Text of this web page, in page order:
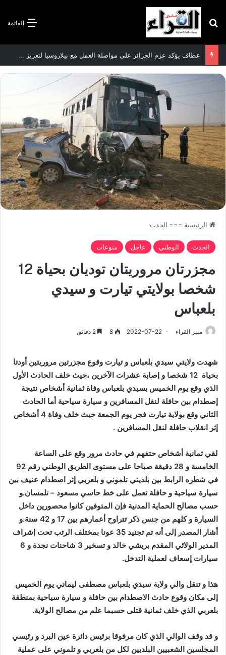
القائمة بحث عن
سعيود يشدد على إلزامية استكمال جميع عمليات تعويض متضرري حرائق الغابات قبل نهاية شهر أوت
الرئيسية === الحدث
الحدث الوطني عاجل منوعات
مجزرتان مروريتان توديان بحياة 12
شخصا بولايتي تيارت و سيدي
بلعباس
منبر القراء 2022-07-22
8
شهدت ولايتي سيدي بلعباس و تيارت وقوع مجزرتين مروريتين أودتا
بحياة 12 شخصا و إصابة عشرات الآخرين ،حيث خلف الحادث الأول
الذي وقع يوم الخميس بسيدي بلعباس وفاة ثمانية أشخاص نتيجة
إصطدام بين حافلة لنقل المسافرين و سيارة سياحية أما الحادث
الثاني وقع بولاية تيارت فجر يوم الجمعة حيث خلف وفاة 4 أشخاص
إثر انقلاب حافلة لنقل المسافرين .
لقي ثمانية أشخاص حتفهم في حادث مرور وقع على الساعة
الخامسة و 28 دقيقة صباحا على مستوى الطريق الوطني رقم 92
في شطره الرابط بين بلديتي تلموني و بلعربي إثر اصطدام عنيف بين
سيارة سياحية و حافلة تعمل على خط حاسي مسعود – تلمسان.و
حسب مصالح الحماية المدنية فإن المتوفين كانوا محصورين داخل
السيارة و كلهم من جنس ذكر تتراوح أعمارهم بين 17 و 42 سنة.و
أشار المصدر إلى أنه تم تجنيد 35 عونا بمختلف الرتب تحت إشراف
المدير الولائي المقدم بريشي خالد و تسخير 3 شاحنات نجدة و 6
سيارات إسعاف لعملية التدخل.
هذا و تنقل والي ولاية سيدي بلعباس مصطفى ليماني يوم الخميس
إلى مكان وقوع حادث الاصطدام بين حافلة و سيارة سياحية بمنطقة
بلعربي الذي خلف ثمانية قتلى حسبما علم من مصالح الولاية.
و قد وقف الوالي الذي كان مرفوقا برئيس دائرة عين البرد و رئيسي
المجلسين الشعبيين البلديين لكل من بلعربي و تلموني على عملية